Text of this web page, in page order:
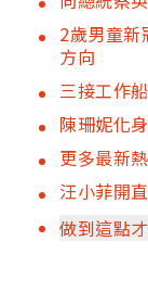
2歲男童
方向
三接工作
陳珊妮化
更多最新
汪小菲開
做到這點